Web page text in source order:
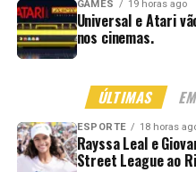
GAMES 19 horas ago
Universal e Atari
nos cinemas.
ÚLTIMAS
ESPORTE 18 horas
Rayssa Leal e
Street League ao